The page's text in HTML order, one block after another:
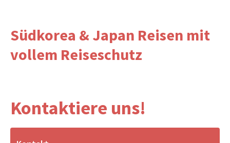
Südkorea & Japan Reisen mit
vollem Reiseschutz
Kontaktiere uns!